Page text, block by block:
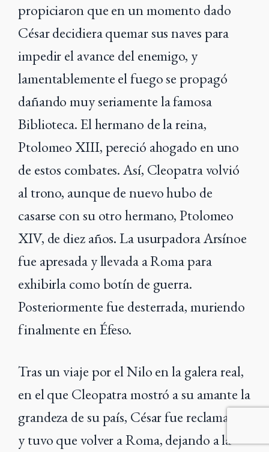
propiciaron que en un momento dado
César decidiera quemar sus naves para
impedir el avance del enemigo, y
lamentablemente el fuego se propagó
dañando muy seriamente la famosa
Biblioteca. El hermano de la reina,
Ptolomeo XIII, pereció ahogado en uno
de estos combates. Así, Cleopatra volvió
al trono, aunque de nuevo hubo de
casarse con su otro hermano, Ptolomeo
XIV, de diez años. La usurpadora Arsínoe
fue apresada y llevada a Roma para
exhibirla como botín de guerra.
Posteriormente fue desterrada, muriendo
finalmente en Éfeso.
Tras un viaje por el Nilo en la galera real,
en el que Cleopatra mostró a su amante la
grandeza de su país, César fue reclamado
y tuvo que volver a Roma, dejando a la